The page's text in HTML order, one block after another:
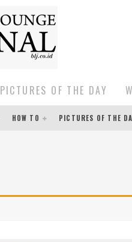
PICTURES OF THE DAY
HOW TO PICTURES OF THE